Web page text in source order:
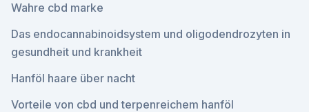
Wahre cbd marke
Das endocannabinoidsystem und oligodendrozyten in
gesundheit und krankheit
Hanföl haare über nacht
Vorteile von cbd und terpenreichem hanföl